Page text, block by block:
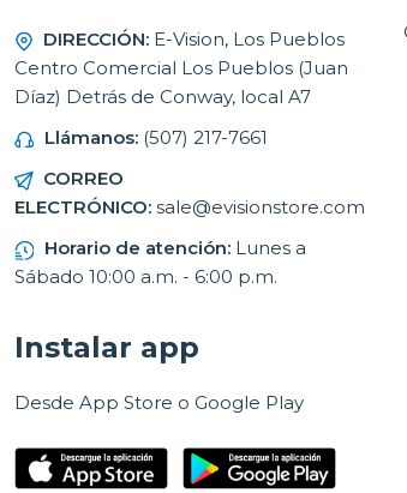
DIRECCIÓN: E-Vision, Los Pueblos
Centro Comercial Los Pueblos (Juan
Díaz) Detrás de Conway, local A7
Llámanos: (507) 217-7661
CORREO
ELECTRÓNICO: sale@evisionstore.com
Horario de atención: Lunes a
Sábado 10:00 a.m. - 6:00 p.m.
Instalar app
Desde App Store o Google Play